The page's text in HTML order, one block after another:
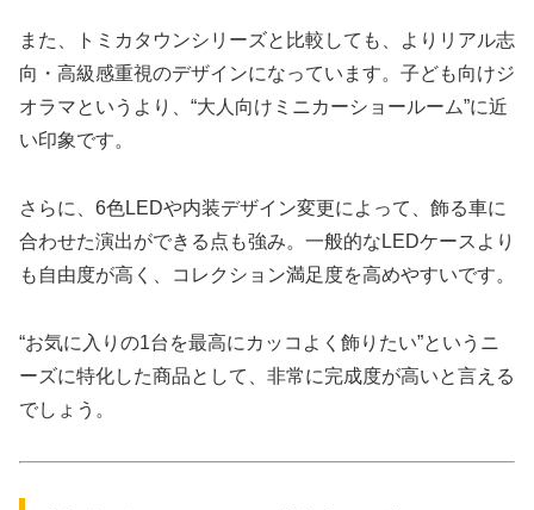
また、トミカタウンシリーズと比較しても、よりリアル志
向・高級感重視のデザインになっています。子ども向けジ
オラマというより、“大人向けミニカーショールーム”に近
い印象です。
さらに、6色LEDや内装デザイン変更によって、飾る車に
合わせた演出ができる点も強み。一般的なLEDケースより
も自由度が高く、コレクション満足度を高めやすいです。
“お気に入りの1台を最高にカッコよく飾りたい”というニ
ーズに特化した商品として、非常に完成度が高いと言える
でしょう。